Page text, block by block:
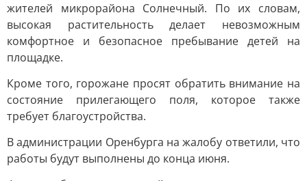
жителей микрорайона Солнечный. По их словам,
высокая растительность делает невозможным
комфортное и безопасное пребывание детей на
площадке.
Кроме того, горожане просят обратить внимание на
состояние прилегающего поля, которое также
требует благоустройства.
В администрации Оренбурга на жалобу ответили, что
работы будут выполнены до конца июня.